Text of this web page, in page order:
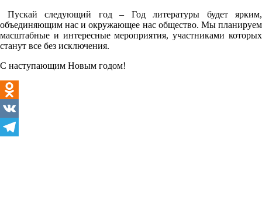
Пускай следующий год – Год литературы будет ярким,
объединяющим нас и окружающее нас общество. Мы планируем
масштабные и интересные мероприятия, участниками которых
станут все без исключения.
С наступающим Новым годом!
Odnoklassniki
VK